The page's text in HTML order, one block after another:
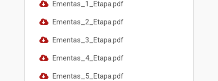
Ementas_1_Etapa.pdf
Ementas_2_Etapa.pdf
Ementas_3_Etapa.pdf
Ementas_4_Etapa.pdf
Ementas_5_Etapa.pdf